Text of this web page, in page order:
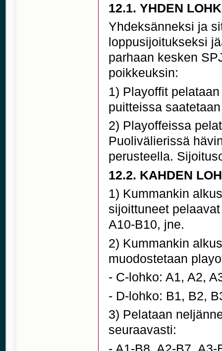
12.1. YHDEN
Yhdeksänneksi ja
loppusijoitukseksi
parhaan kesken
poikkeuksin:
1) Playoffit
puitteissa
2) Playoffeissa
Puolivälierissä
perusteella.
12.2. KAHDEN
1) Kummankin
sijoittuneet
A10-B10, jne.
2) Kummankin
muodostetaan
- C-lohko: A1, A2,
- D-lohko: B1, B2,
3) Pelataan
seuraavasti: